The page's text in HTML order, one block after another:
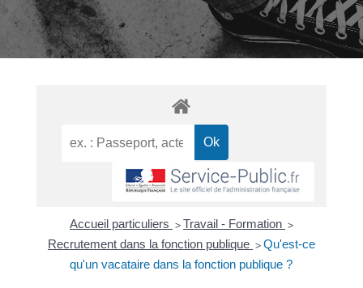
Accueil particuliers > Travail - Formation >
Recrutement dans la fonction publique > Qu'est-ce
qu'un vacataire dans la fonction publique ?